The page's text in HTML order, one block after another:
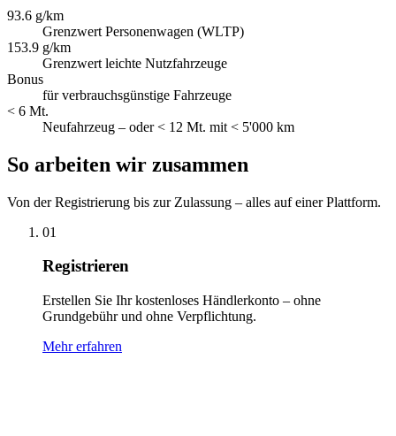
93.6 g/km
Grenzwert Personenwagen (WLTP)
153.9 g/km
Grenzwert leichte Nutzfahrzeuge
Bonus
für verbrauchsgünstige Fahrzeuge
< 6 Mt.
Neufahrzeug – oder < 12 Mt. mit < 5'000 km
So arbeiten wir zusammen
Von der Registrierung bis zur Zulassung – alles auf einer Plattform.
01
Registrieren
Erstellen Sie Ihr kostenloses Händlerkonto – ohne
Grundgebühr und ohne Verpflichtung.
Mehr erfahren